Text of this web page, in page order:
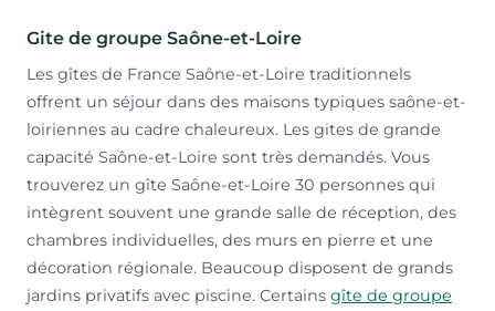
Gite de groupe Saône-et-Loire
Les gîtes de France Saône-et-Loire traditionnels
offrent un séjour dans des maisons typiques saône-et-
loiriennes au cadre chaleureux. Les gites de grande
capacité Saône-et-Loire sont très demandés. Vous
trouverez un gîte Saône-et-Loire 30 personnes qui
intègrent souvent une grande salle de réception, des
chambres individuelles, des murs en pierre et une
décoration régionale. Beaucoup disposent de grands
jardins privatifs avec piscine. Certains gîte de groupe